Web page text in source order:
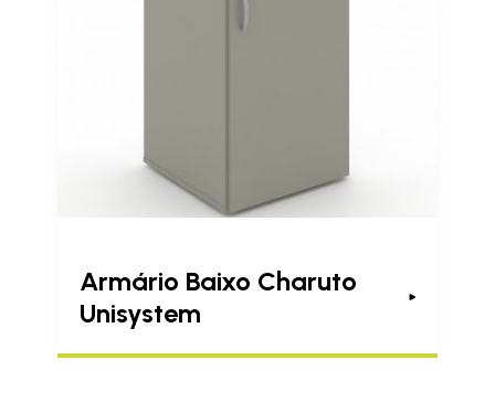
Armário Baixo Charuto
Unisystem